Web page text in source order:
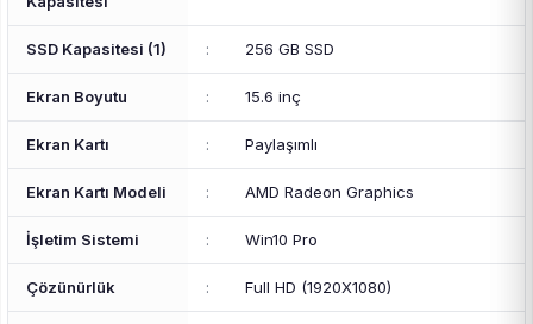
SSD Kapasitesi (1) : 256 GB SSD
Ekran Boyutu : 15.6 inç
Ekran Kartı : Paylaşımlı
Ekran Kartı Modeli : AMD Radeon Graphics
İşletim Sistemi : Win10 Pro
Çözünürlük : Full HD (1920X1080)